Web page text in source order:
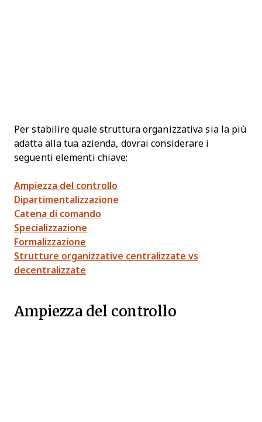
Per stabilire quale struttura organizzativa sia la più
adatta alla tua azienda, dovrai considerare i
seguenti elementi chiave:
Ampiezza del controllo
Dipartimentalizzazione
Catena di comando
Specializzazione
Formalizzazione
Strutture organizzative centralizzate vs
decentralizzate
Ampiezza del controllo